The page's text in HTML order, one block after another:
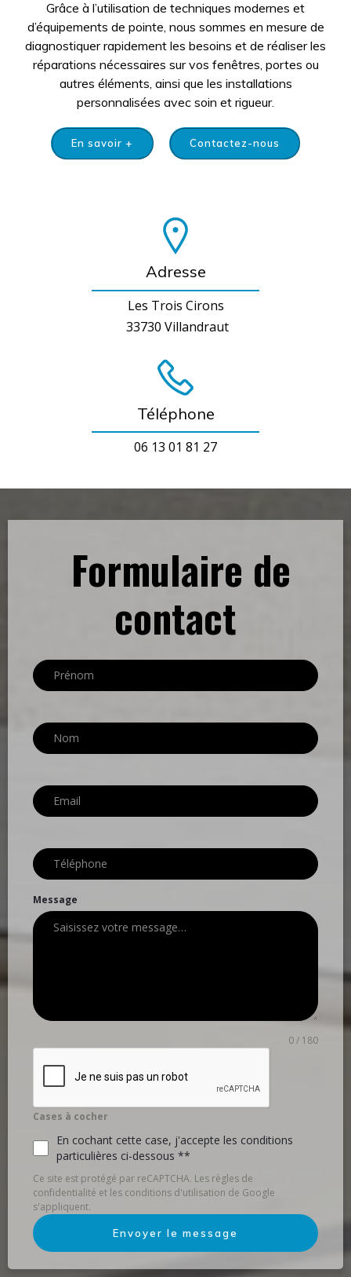
Grâce à l’utilisation de techniques modernes et
d’équipements de pointe, nous sommes en mesure de
diagnostiquer rapidement les besoins et de réaliser les
réparations nécessaires sur vos fenêtres, portes ou
autres éléments, ainsi que les installations
personnalisées avec soin et rigueur.
En savoir + Contactez-nous
Adresse
Les Trois Cirons
33730 Villandraut
Téléphone
06 13 01 81 27
Formulaire de
contact
Message
0 / 180
Cases à cocher
En cochant cette case, j'accepte les conditions
particulières ci-dessous **
Ce site est protégé par reCAPTCHA. Les règles de
confidentialité et les conditions d'utilisation de Google
s'appliquent.
Envoyer le message